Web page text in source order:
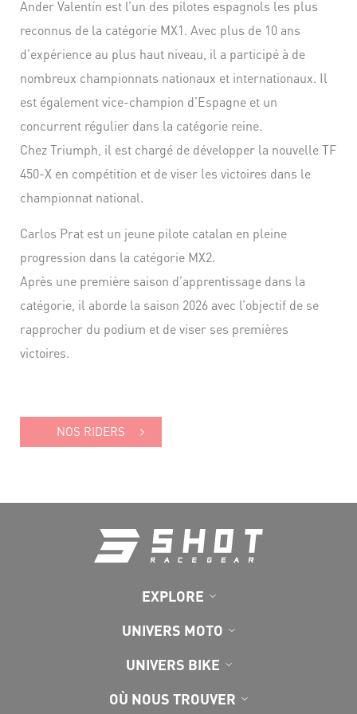
Ander Valentín est l’un des pilotes espagnols les plus
reconnus de la catégorie MX1. Avec plus de 10 ans
d’expérience au plus haut niveau, il a participé à de
nombreux championnats nationaux et internationaux. Il
est également vice-champion d’Espagne et un
concurrent régulier dans la catégorie reine.
Chez Triumph, il est chargé de développer la nouvelle TF
450-X en compétition et de viser les victoires dans le
championnat national.
Carlos Prat est un jeune pilote catalan en pleine
progression dans la catégorie MX2.
Après une première saison d’apprentissage dans la
catégorie, il aborde la saison 2026 avec l’objectif de se
rapprocher du podium et de viser ses premières
victoires.
NOS RIDERS
EXPLORE
UNIVERS MOTO
UNIVERS BIKE
OÙ NOUS TROUVER